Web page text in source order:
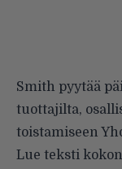
Smith pyytää
tuottajilta,
toistamiseen
Lue teksti